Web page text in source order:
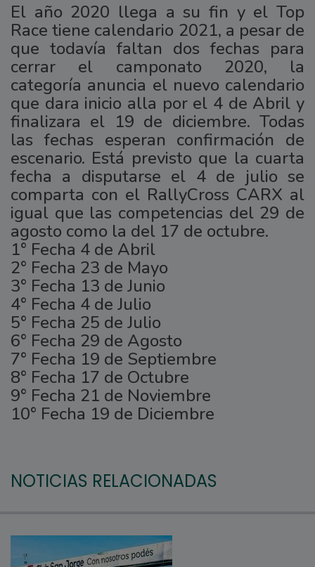
El año 2020 llega a su fin y el Top
Race tiene calendario 2021, a pesar de
que todavía faltan dos fechas para
cerrar el camponato 2020, la
categoría anuncia el nuevo calendario
que dara inicio alla por el 4 de Abril y
finalizara el 19 de diciembre. Todas
las fechas esperan confirmación de
escenario. Está previsto que la cuarta
fecha a disputarse el 4 de julio se
comparta con el RallyCross CARX al
igual que las competencias del 29 de
agosto como la del 17 de octubre.
1° Fecha 4 de Abril
2° Fecha 23 de Mayo
3° Fecha 13 de Junio
4° Fecha 4 de Julio
5° Fecha 25 de Julio
6° Fecha 29 de Agosto
7° Fecha 19 de Septiembre
8° Fecha 17 de Octubre
9° Fecha 21 de Noviembre
10° Fecha 19 de Diciembre
NOTICIAS RELACIONADAS